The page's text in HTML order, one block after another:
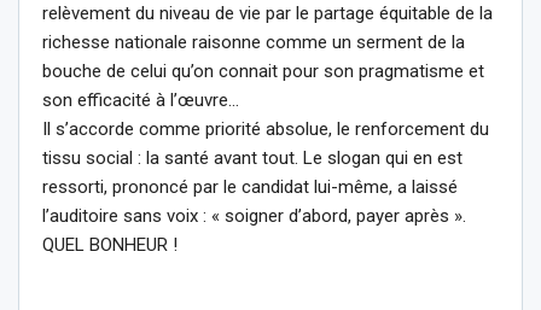
relèvement du niveau de vie par le partage équitable de la
richesse nationale raisonne comme un serment de la
bouche de celui qu’on connait pour son pragmatisme et
son efficacité à l’œuvre…
Il s’accorde comme priorité absolue, le renforcement du
tissu social : la santé avant tout. Le slogan qui en est
ressorti, prononcé par le candidat lui-même, a laissé
l’auditoire sans voix : « soigner d’abord, payer après ».
QUEL BONHEUR !